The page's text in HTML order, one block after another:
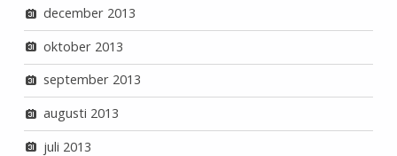
december 2013
oktober 2013
september 2013
augusti 2013
juli 2013